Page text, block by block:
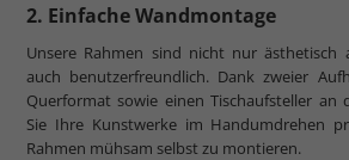
2. Einfache Wandmontage
Unsere Rahmen sind nicht nur ästhetisch
auch benutzerfreundlich. Dank zweier
Querformat sowie einen Tischaufsteller an
Sie Ihre Kunstwerke im Handumdrehen
Rahmen mühsam selbst zu montieren.